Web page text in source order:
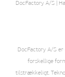
DocFactory A/S |
DocFactory A/S
forskellige
tilstrækkeligt.